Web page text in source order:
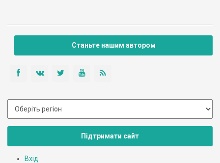
місцевості пологих старих гірських вершин. Бідненька
Станьте нашим автором
Підтримати сайт
Вхід